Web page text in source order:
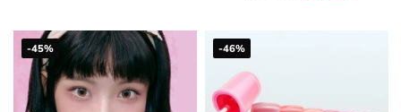
-45% -46%